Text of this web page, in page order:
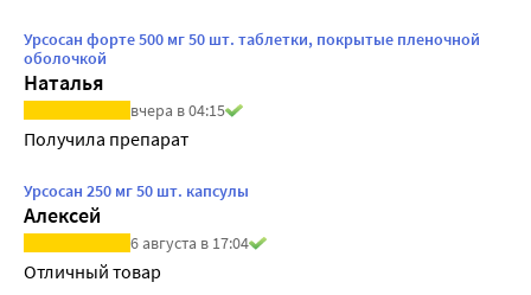
Урсосан форте 500 мг 50 шт. таблетки, покрытые пленочной
оболочкой
Наталья
вчера в 04:15
Получила препарат
Урсосан 250 мг 50 шт. капсулы
Алексей
6 августа в 17:04